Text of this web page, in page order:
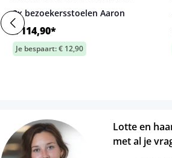
2x bezoekersstoelen Aaron
€ 114,90*
Je bespaart: € 12,90
Lotte en
met al je